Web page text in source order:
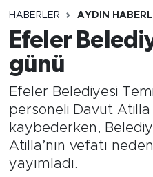
HABERLER AYDIN
Efeler
günü
Efeler Belediyesi
personeli Davut Atilla
kaybederken,
Atilla’nın vefatı
yayımladı.